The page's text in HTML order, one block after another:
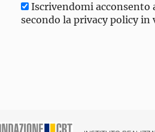
Iscrivendomi
secondo la privacy policy in